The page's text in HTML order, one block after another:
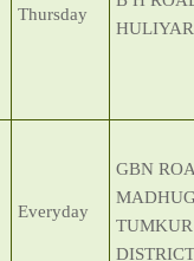
Thursday
HULIYAR
Everyday
GBN
TUMKUR
DISTRICT